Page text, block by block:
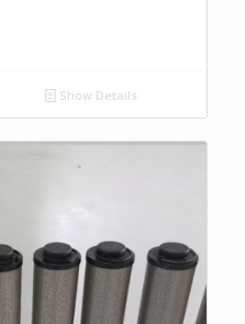
Show Details